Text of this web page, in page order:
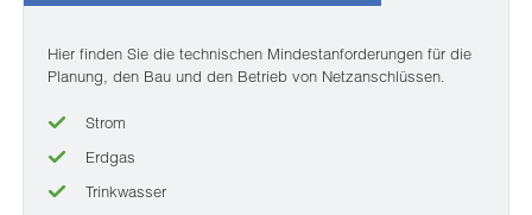
Hier finden Sie die technischen Mindestanforderungen für die
Planung, den Bau und den Betrieb von Netzanschlüssen.
Strom
Erdgas
Trinkwasser